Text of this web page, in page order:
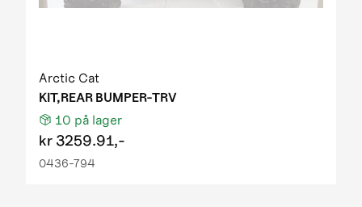
Arctic Cat
KIT,REAR BUMPER-TRV
10 på lager
kr 3259.91,-
0436-794